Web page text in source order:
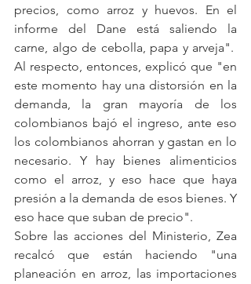
precios, como arroz y huevos. En el
informe del Dane está saliendo la
carne, algo de cebolla, papa y arveja".
Al respecto, entonces, explicó que "en
este momento hay una distorsión en la
demanda, la gran mayoría de los
colombianos bajó el ingreso, ante eso
los colombianos ahorran y gastan en lo
necesario. Y hay bienes alimenticios
como el arroz, y eso hace que haya
presión a la demanda de esos bienes. Y
eso hace que suban de precio".
Sobre las acciones del Ministerio, Zea
recalcó que están haciendo "una
planeación en arroz, las importaciones